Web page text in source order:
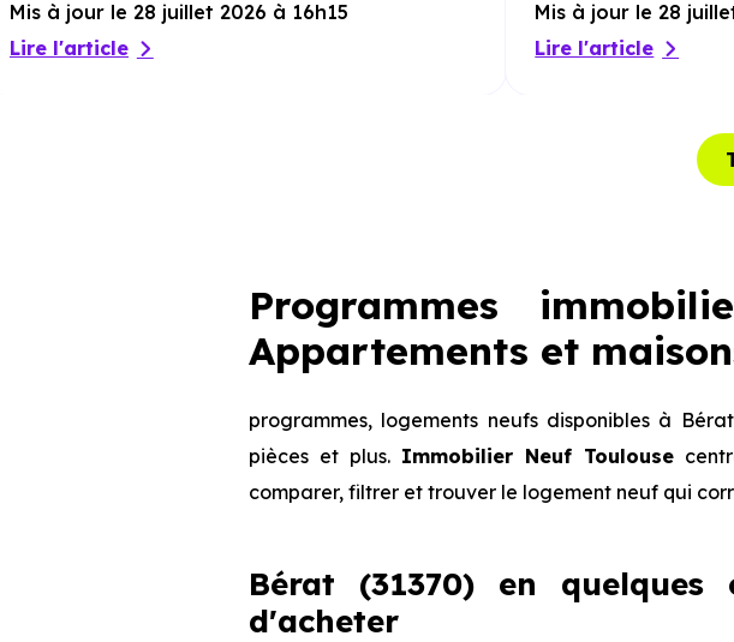
Mis à jour le 28 juillet 2026 à 16h15
Lire l'article
Mis à jour le 28
Lire l'article
Programmes
Appartements et
programmes, logements neufs disponibles à
pièces et plus. Immobilier Neuf Toulouse
comparer, filtrer et trouver le logement neuf qui
Bérat (31370) en
d'acheter